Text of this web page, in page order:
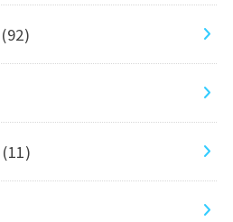
(92)
(11)